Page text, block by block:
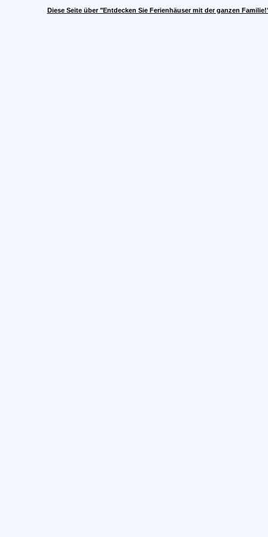
Diese Seite über "Entdecken Sie Ferienhäuser mit der ganzen